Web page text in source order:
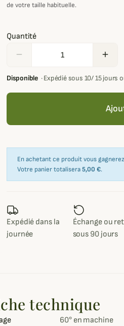
de votre taille habituelle.
Quantité
remove add
Disponible ·Expédié sous 10/ 15 jours
En achetant ce produit vous gagnerez
Votre panier totalisera5,00 €.
Expédié dans la
journée
Échange ou
sous 90 jours
technique
60° en machine